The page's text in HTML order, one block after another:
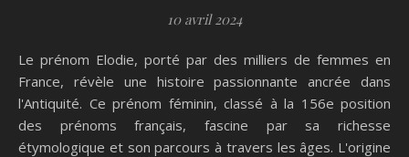
10 avril 2024
Le prénom Elodie, porté par des milliers de femmes en
France, révèle une histoire passionnante ancrée dans
l'Antiquité. Ce prénom féminin, classé à la 156e position
des prénoms français, fascine par sa richesse
étymologique et son parcours à travers les âges. L'origine